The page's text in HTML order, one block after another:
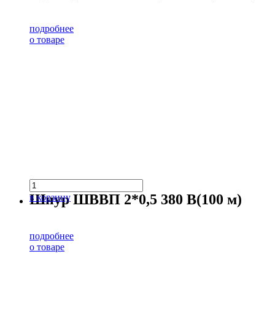
подробнее
о товаре
в корзину
Шнур ШВВП 2*0,5 380 В(100 м)
подробнее
о товаре